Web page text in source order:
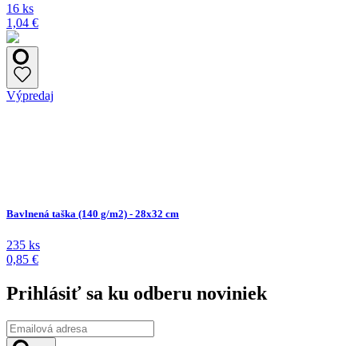
16 ks
1,04 €
Výpredaj
Bavlnená taška (140 g/m2) - 28x32 cm
235 ks
0,85 €
Prihlásiť sa ku odberu noviniek